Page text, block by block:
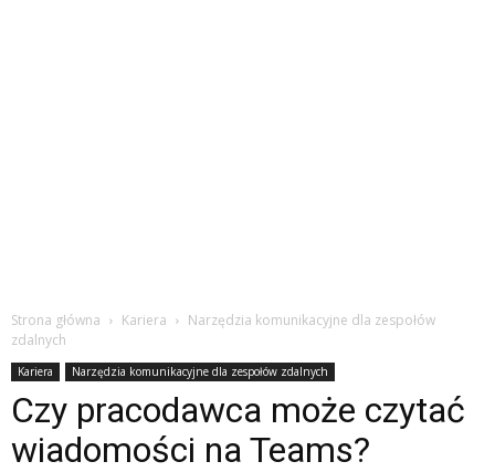
Strona główna Kariera
Narzędzia komunikacyjne dla zespołów
zdalnych
Kariera Narzędzia komunikacyjne dla zespołów zdalnych
Czy pracodawca może czytać
wiadomości na Teams?